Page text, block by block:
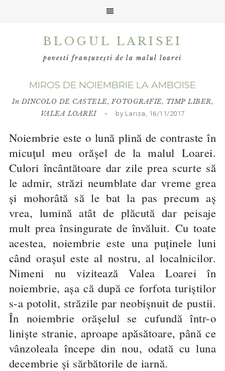
BLOGUL LARISEI
povesti franțuzești de la malul loarei
MIROS DE NOIEMBRIE LA AMBOISE
InDINCOLO DE CASTELE,FOTOGRAFIE, TIMP LIBER,
VALEA LOAREI• by Larisa, 16/11/2017
Noiembrie este o lună plină de contraste în
micuțul meu orășel de la malul Loarei.
Culori încântătoare dar zile prea scurte să
le admir, străzi neumblate dar vreme grea
și mohorâtă să le bat la pas precum aș
vrea, lumină atât de plăcută dar peisaje
mult prea însingurate de învăluit. Cu toate
acestea, noiembrie este una puținele luni
când orașul este al nostru, al localnicilor.
Nimeni nu vizitează Valea Loarei în
noiembrie, așa că după ce forfota turiștilor
s-a potolit, străzile par neobișnuit de pustii.
În noiembrie orășelul se cufundă într-o
liniște stranie, aproape apăsătoare, până ce
vânzoleala începe din nou, odată cu luna
decembrie și sărbătorile de iarnă.